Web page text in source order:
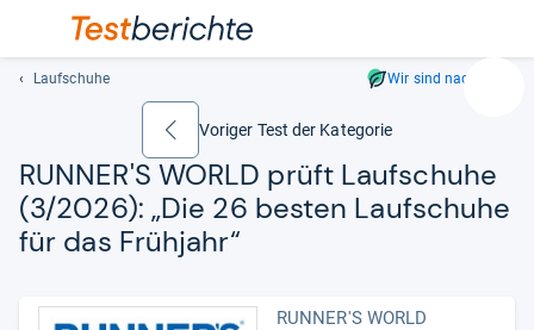
drei
Laufschuhe Wir sind nachhaltig
RUN­NER'S WORLD prüft Lauf­schuhe
(3/2026): „Die 26 bes­ten Lauf­schuhe
für das Früh­jahr“
zurück Voriger Test der Kategorie
RUNNER'S WORLD